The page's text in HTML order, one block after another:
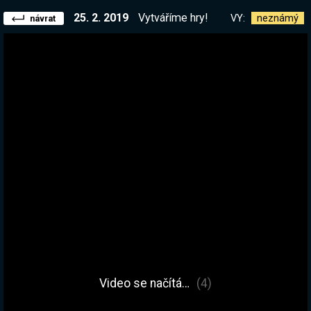
návrat 25. 2. 2019 Vytváříme hry! VY: neznámý
Video se načítá… (4)